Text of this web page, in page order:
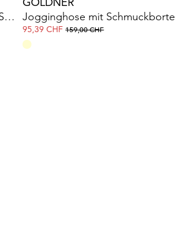
Figurformende Leggings mit Shaping-Effekt
Jogginghose mit Schmuckborte
95,39 CHF159,00 CHF